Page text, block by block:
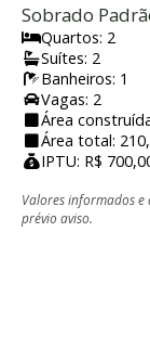
Sobrado
Quartos: 2
Suítes: 2
Banheiros: 1
Vagas: 2
Área
Área total:
IPTU: R$
Valores informados e
prévio aviso.